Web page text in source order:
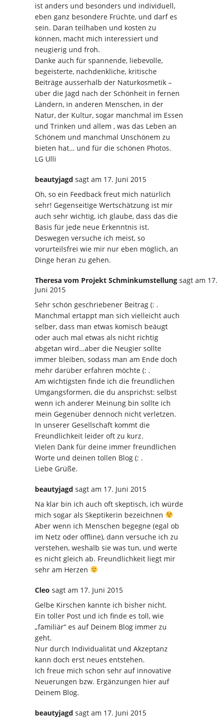
ist anders und besonders und individuell,
eben ganz besondere Früchte, und darf es
sein. Daran teilhaben und kosten zu
können, macht mich interessiert und
neugierig und froh.
Danke auch für spannende, liebevolle,
begeisterte, nachdenkliche, kritische
Beiträge ausserhalb der Naturkosmetik –
über die Jagd nach der Schönheit in fernen
Ländern, in anderen Menschen, in der
Natur, der Kultur, sogar manchmal im Essen
und Trinken und allem , was das Leben an
Schönem und manchmal Unschönem zu
bieten hat… und für die schönen Photos.
LG Ulli
beautyjagd sagt am 17. Juni 2015
Oh, so ein Feedback freut mich natürlich
sehr! Gegenseitige Wertschätzung ist mir
auch sehr wichtig, ich glaube, dass das die
Basis für jede neue Erkenntnis ist.
Deswegen versuche ich meist, so
vorurteilsfrei wie mir nur eben möglich, an
Dinge heran zu gehen.
Theresa vom Projekt Schminkumstellung sagt am 17.
Juni 2015
Sehr schön geschriebener Beitrag (: .
Manchmal ertappt man sich vielleicht auch
selber, dass man etwas komisch beäugt
oder auch mal etwas als nicht richtig
abgetan wird…aber die Neugier sollte
immer bleiben, sodass man am Ende doch
mehr darüber erfahren möchte (: .
Am wichtigsten finde ich die freundlichen
Umgangsformen, die du ansprichst: selbst
wenn ich anderer Meinung bin sollte ich
mein Gegenüber dennoch nicht verletzen.
In unserer Gesellschaft kommt die
Freundlichkeit leider oft zu kurz.
Vielen Dank für deine immer freundlichen
Worte und deinen tollen Blog (: .
Liebe Grüße.
beautyjagd sagt am 17. Juni 2015
Na klar bin ich auch oft skeptisch, ich würde
mich sogar als Skeptikerin bezeichnen
Aber wenn ich Menschen begegne (egal ob
im Netz oder offline), dann versuche ich zu
verstehen, weshalb sie was tun, und werte
es nicht gleich ab. Freundlichkeit liegt mir
sehr am Herzen
Cleo sagt am 17. Juni 2015
Gelbe Kirschen kannte ich bisher nicht.
Ein toller Post und ich finde es toll, wie
„familiär“ es auf Deinem Blog immer zu
geht.
Nur durch Individualität und Akzeptanz
kann doch erst neues entstehen.
Ich freue mich schon sehr auf innovative
Neuerungen bzw. Ergänzungen hier auf
Deinem Blog.
beautyjagd sagt am 17. Juni 2015